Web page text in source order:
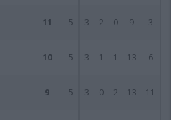
11 5 3 2 0 9 3
10 5 3 1 1 13 6
9 5 3 0 2 13 11